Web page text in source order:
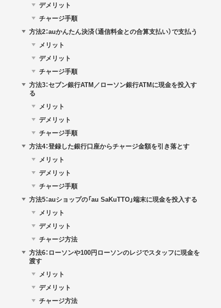
デメリット
チャージ手順
方法2：auかんたん決済（通信料金との合算支払い）で支払う
メリット
デメリット
チャージ手順
方法3：セブン銀行ATM／ローソン銀行ATMに現金を投入す
る
メリット
デメリット
チャージ手順
方法4：登録した銀行口座からチャージ金額を引き落とす
メリット
デメリット
チャージ手順
方法5：auショップの「au SaKuTTO」端末に現金を投入する
メリット
デメリット
チャージ方法
方法6：ローソンや100円ローソンのレジでスタッフに現金を
渡す
メリット
デメリット
チャージ方法